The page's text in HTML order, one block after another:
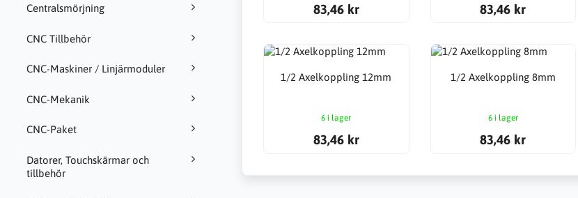
Centralsmörjning
CNC Tillbehör
CNC-Maskiner / Linjärmoduler
CNC-Mekanik
CNC-Paket
Datorer, Touchskärmar och
tillbehör
83,46 kr 83,46 kr
1/2 Axelkoppling 12mm
6 i lager
83,46 kr
1/2 Axelkoppling 8mm
6 i lager
83,46 kr